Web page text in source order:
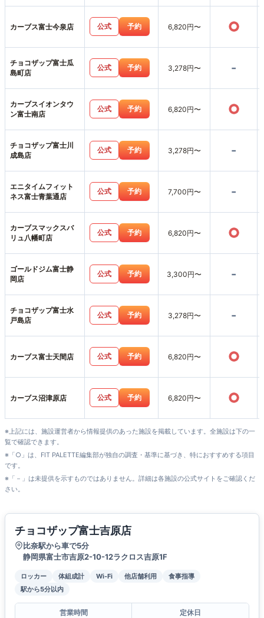
カーブス富士今泉店 公式 予約 6,820円〜 ○
チョコザップ富士瓜
島町店
公式 予約 3,278円〜 -
カーブスイオンタウ
ン富士南店
公式 予約 6,820円〜 ○
チョコザップ富士川
成島店
公式 予約 3,278円〜 -
エニタイムフィット
ネス富士青葉通店
公式 予約 7,700円〜 -
カーブスマックスバ
リュ八幡町店
公式 予約 6,820円〜 ○
ゴールドジム富士静
岡店
公式 予約 3,300円〜 -
チョコザップ富士水
戸島店
公式 予約 3,278円〜 -
カーブス富士天間店 公式 予約 6,820円〜 ○
カーブス沼津原店 公式 予約 6,820円〜 ○
※上記には、施設運営者から情報提供のあった施設を掲載しています。全施設は下の一
覧で確認できます。
※「○」は、FIT PALETTE編集部が独自の調査・基準に基づき、特におすすめする項目
です。
※「－」は未提供を示すものではありません。詳細は各施設の公式サイトをご確認くだ
さい。
チョコザップ富士吉原店
比奈駅から車で5分
静岡県富士市吉原2-10-12ラクロス吉原1F
ロッカー 体組成計 Wi-Fi 他店舗利用
食事指導
駅から5分以内
営業時間
定休日